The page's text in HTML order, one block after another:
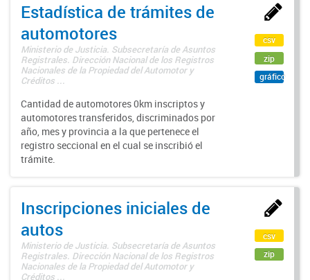
Estadística de trámites de
automotores
Ministerio de Justicia. Subsecretaría de Asuntos
Registrales. Dirección Nacional de los Registros
Nacionales de la Propiedad del Automotor y
Créditos ...
Cantidad de automotores 0km inscriptos y
automotores transferidos, discriminados por
año, mes y provincia a la que pertenece el
registro seccional en el cual se inscribió el
trámite.
csv
zip
gráfico
Inscripciones iniciales de
autos
Ministerio de Justicia. Subsecretaría de Asuntos
Registrales. Dirección Nacional de los Registros
Nacionales de la Propiedad del Automotor y
Créditos ...
csv
zip